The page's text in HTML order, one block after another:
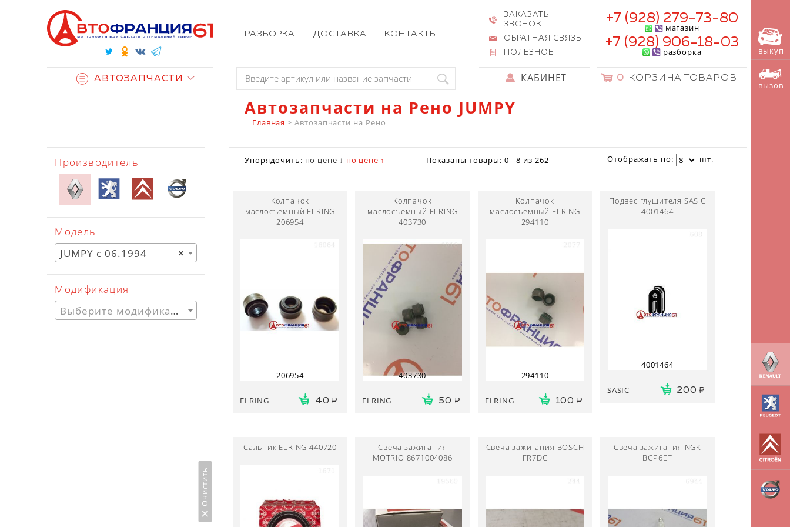
РАЗБОРКА ДОСТАВКА КОНТАКТЫ
ЗАКАЗАТЬ
ЗВОНОК
ОБРАТНАЯ СВЯЗЬ
ПОЛЕЗНОЕ
+7 (928) 279-73-80
магазин
+7 (928) 906-18-03
разборка
АВТОЗАПЧАСТИ КАБИНЕТ 0 КОРЗИНА ТОВАРОВ
Автозапчасти на Рено JUMPY
Главная > Автозапчасти на Рено
Производитель
Модель
×
JUMPY с 06.1994
Модификация
Выберите модификацию
Упорядочить: по цене ↓ по цене ↑ Показаны товары: 0 - 8 из262 Отображать по: шт.
Колпачок
маслосъемный ELRING
206954
206954
ELRING 40
Колпачок
маслосъемный ELRING
403730
403730
ELRING 50
Колпачок
маслосъемный ELRING
294110
294110
ELRING 100
Подвес глушителя SASIC
4001464
4001464
SASIC 200
Сальник ELRING 440720
Свеча зажигания
MOTRIO 8671004086
Свеча зажигания BOSCH
FR7DC
Свеча зажигания NGK
BCP6ET
выкуп
вызов